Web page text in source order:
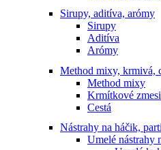
Sirupy, aditíva, arómy
Sirupy
Aditíva
Arómy
Method mixy, krmivá,
Method mixy
Krmítkové zmesi
Cestá
Nástrahy na háčik,
Umelé nástrahy